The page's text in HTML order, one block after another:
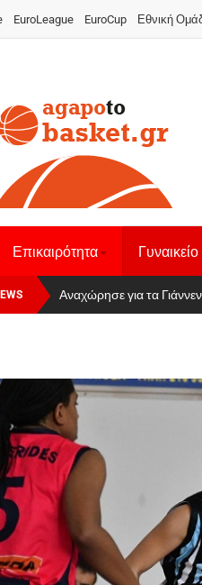
EuroLeague EuroCup Εθνική
Επικαιρότητα
Οι Πάνθηρες Καβάλας στην
Αναχώρησε για τα